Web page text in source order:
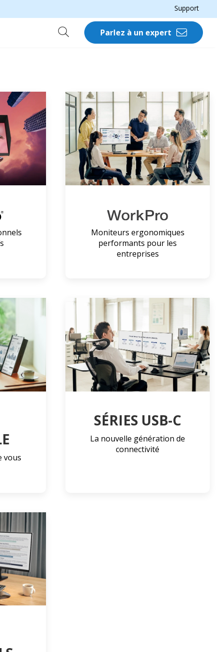
Support
Parlez à un expert
Moniteurs ergonomiques
performants pour les
entreprises
vous
SÉRIES USB-C
La nouvelle génération de
connectivité